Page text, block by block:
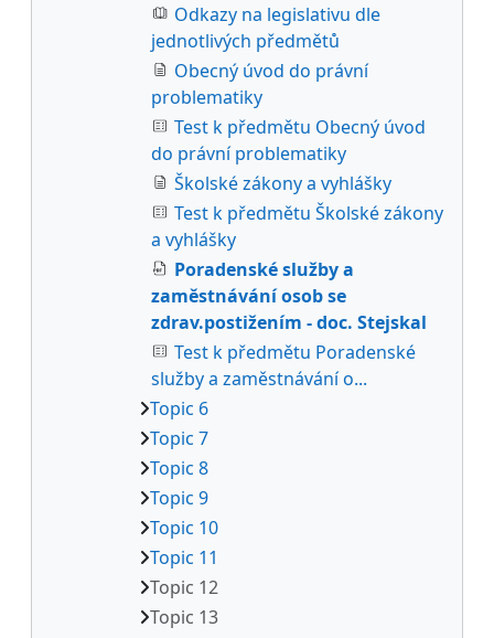
Odkazy na legislativu dle
jednotlivých předmětů
Obecný úvod do právní
problematiky
Test k předmětu Obecný úvod
do právní problematiky
Školské zákony a vyhlášky
Test k předmětu Školské zákony
a vyhlášky
Poradenské služby a
zaměstnávání osob se
zdrav.postižením - doc. Stejskal
Test k předmětu Poradenské
služby a zaměstnávání o...
Topic 6
Topic 7
Topic 8
Topic 9
Topic 10
Topic 11
Topic 12
Topic 13